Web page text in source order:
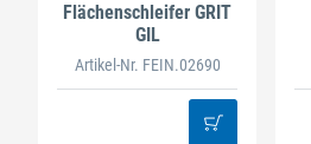
Flächenschleifer GRIT
GIL
Artikel-Nr. FEIN.02690